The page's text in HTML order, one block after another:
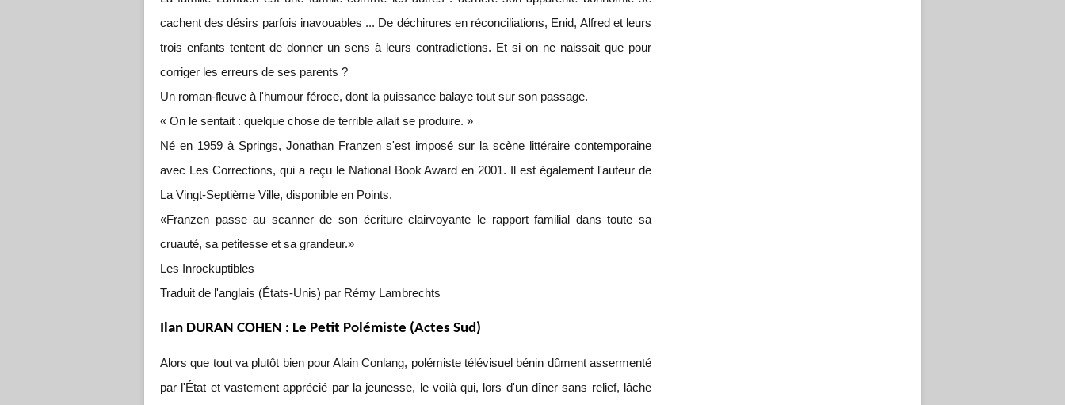
cachent des désirs parfois inavouables ... De déchirures en réconciliations, Enid, Alfred et leurs
trois enfants tentent de donner un sens à leurs contradictions. Et si on ne naissait que pour
corriger les erreurs de ses parents ?
Un roman-fleuve à l'humour féroce, dont la puissance balaye tout sur son passage.
« On le sentait : quelque chose de terrible allait se produire. »
Né en 1959 à Springs, Jonathan Franzen s'est imposé sur la scène littéraire contemporaine
avec Les Corrections, qui a reçu le National Book Award en 2001. Il est également l'auteur de
La Vingt-Septième Ville, disponible en Points.
«Franzen passe au scanner de son écriture clairvoyante le rapport familial dans toute sa
cruauté, sa petitesse et sa grandeur.»
Les Inrockuptibles
Traduit de l'anglais (États-Unis) par Rémy Lambrechts
Ilan DURAN COHEN : Le Petit Polémiste (Actes Sud)
Alors que tout va plutôt bien pour Alain Conlang, polémiste télévisuel bénin dûment assermenté
par l'État et vastement apprécié par la jeunesse, le voilà qui, lors d'un dîner sans relief, lâche